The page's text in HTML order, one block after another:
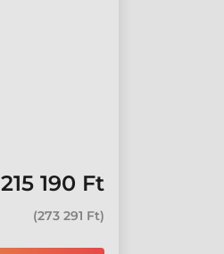
215 190 Ft
(273 291 Ft)